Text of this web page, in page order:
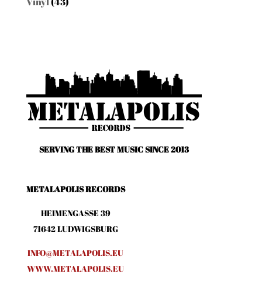
SERVING THE BEST MUSIC SINCE 2013
METALAPOLIS RECORDS
HEIMENGASSE 39
71642 LUDWIGSBURG
INFO@METALAPOLIS.EU
WWW.METALAPOLIS.EU